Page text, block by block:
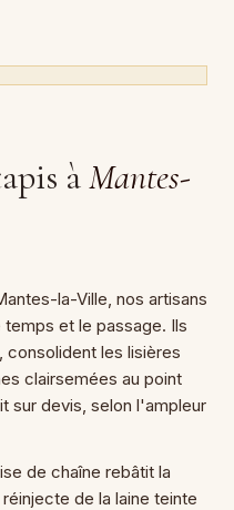
àMantes-
la-Ville, nos artisans
et le passage. Ils
les lisières
clairsemées au point
sur devis, selon l'ampleur
de chaîne rebâtit la
de la laine teinte